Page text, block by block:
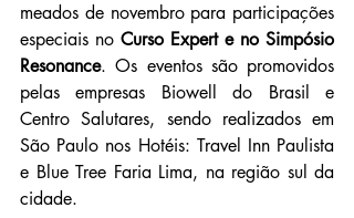
meados de novembro para participações
especiais no Curso Expert e no Simpósio
Resonance. Os eventos são promovidos
pelas empresas Biowell do Brasil e
Centro Salutares, sendo realizados em
São Paulo nos Hotéis: Travel Inn Paulista
e Blue Tree Faria Lima, na região sul da
cidade.